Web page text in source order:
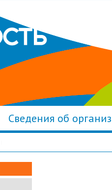
Сведения об